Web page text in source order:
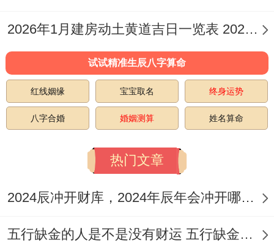
宜：出行、提车、起基、安床、纳财、交
易、立券、嫁娶、栽种、入殓、移柩、安葬
忌:挂匾、入宅、上梁、祈福、词讼、作梁、
作灶、开池、安门、动土、破土、掘井
特征、：此日利于「出行」、「提车」、
「交易」、「纳财」、多项吉利征兆预示着
放心选择！吉时参考午时（11:00-12：59）
2026年1月建房动土黄道吉日一览表 2026年6月份建房动土黄道吉日
试试精准生辰八字算命
红线姻缘 宝宝取名 终身运势
八字合婚 婚姻测算 姓名算命
热门文章
2024辰冲开财库，2024年辰年会冲开哪些人的财库
五行缺金的人是不是没有财运 五行缺金的人命运好不好